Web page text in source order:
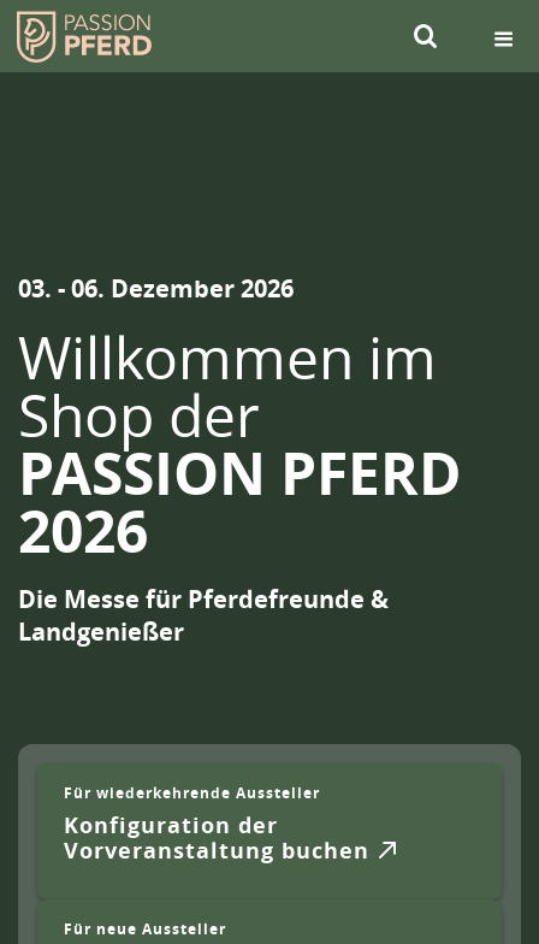
03. - 06. Dezember 2026
Willkommen im
Shop der
PASSION PFERD
2026
Die Messe für Pferdefreunde &
Landgenießer
Für wiederkehrende Aussteller
Konfiguration der
Vorveranstaltung buchen
Für neue Aussteller